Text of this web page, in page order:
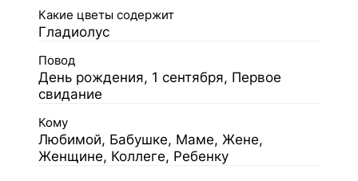
Какие цветы содержит
Гладиолус
Повод
День рождения, 1 сентября, Первое
свидание
Кому
Любимой, Бабушке, Маме, Жене,
Женщине, Коллеге, Ребенку